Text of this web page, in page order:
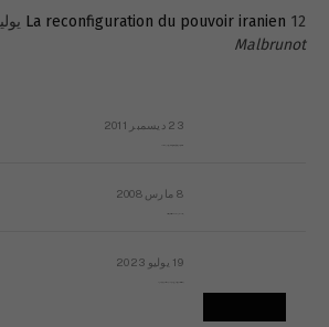
La reconfiguration du pouvoir iranien 12 يوليو 2026
Malbrunot
23 ديسمبر 2011
8 مارس 2008
19 يوليو 2023